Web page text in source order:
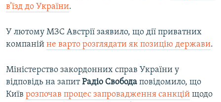
в’їзд до України.
У лютому МЗС Австрії заявило, що дії приватних
компаній не варто розглядати як позицію держави.
Міністерство закордонних справ України у
відповідь на запитРадіо Свобода повідомило, що
Київ розпочав процес запровадження санкцій щодо